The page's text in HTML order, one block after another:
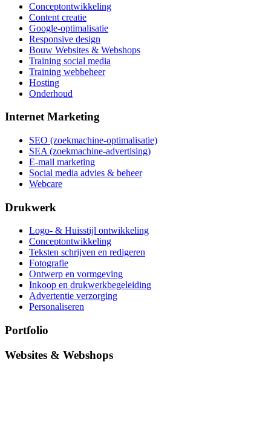
Conceptontwikkeling
Content creatie
Google-optimalisatie
Responsive design
Bouw Websites & Webshops
Training social media
Training webbeheer
Hosting
Onderhoud
Internet Marketing
SEO (zoekmachine-optimalisatie)
SEA (zoekmachine-advertising)
E-mail marketing
Social media advies & beheer
Webcare
Drukwerk
Logo- & Huisstijl ontwikkeling
Conceptontwikkeling
Teksten schrijven en redigeren
Fotografie
Ontwerp en vormgeving
Inkoop en drukwerkbegeleiding
Advertentie verzorging
Personaliseren
Portfolio
Websites & Webshops